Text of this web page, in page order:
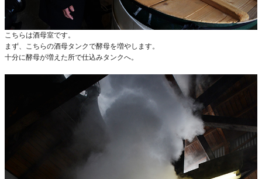
こちらは酒母室です。
まず、こちらの酒母タンクで酵母を増やします。
十分に酵母が増えた所で仕込みタンクへ。